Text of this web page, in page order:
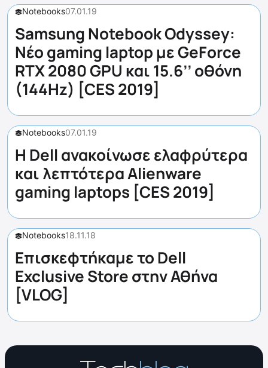
Notebooks07.01.19
Samsung Notebook Odyssey:
Νέο gaming laptop με GeForce
RTX 2080 GPU και 15.6’’ οθόνη
(144Hz) [CES 2019]
Notebooks07.01.19
Η Dell ανακοίνωσε ελαφρύτερα
και λεπτότερα Alienware
gaming laptops [CES 2019]
Notebooks18.11.18
Επισκεφτήκαμε το Dell
Exclusive Store στην Αθήνα
[VLOG]